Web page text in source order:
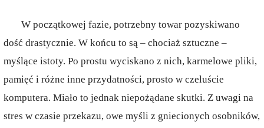
W początkowej fazie, potrzebny towar pozyskiwano
dość drastycznie. W końcu to są – chociaż sztuczne –
myślące istoty. Po prostu wyciskano z nich, karmelowe pliki,
pamięć i różne inne przydatności, prosto w czeluście
komputera. Miało to jednak niepożądane skutki. Z uwagi na
stres w czasie przekazu, owe myśli z gniecionych osobników,